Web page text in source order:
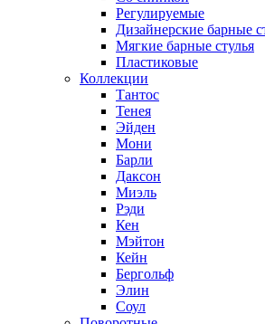
Регулируемые
Дизайнерские барные
Мягкие барные стулья
Пластиковые
Коллекции
Тантос
Тенея
Эйден
Мони
Барли
Даксон
Миэль
Рэди
Кен
Мэйтон
Кейн
Бергольф
Элин
Соул